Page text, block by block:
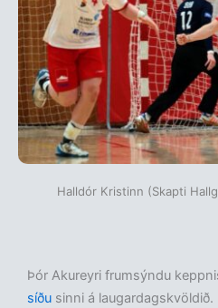
Halldór Kristinn (Skapti
Þór Akureyri frumsýndu
síðu sinni á laugardagskvöldið.